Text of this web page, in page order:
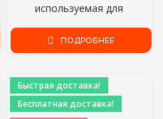
используемая для
электрической дрели 3inch/
4inch Burnishing шарик
деятельности автомобиля
полируя Конус полируя
ПОДРОБНЕЕ
Быстрая доставка!
Бесплатная доставка!